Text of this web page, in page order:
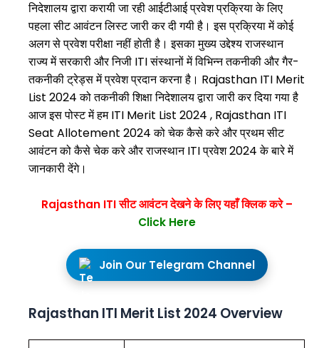
निदेशालय द्वारा करायी जा रही आईटीआई प्रवेश प्रक्रिया के लिए
पहला सीट आवंटन लिस्ट जारी कर दी गयी है।इस प्रक्रिया में कोई
अलग से प्रवेश परीक्षा नहीं होती है। इसका मुख्य उद्देश्य राजस्थान
राज्य में सरकारी और निजी ITI संस्थानों में विभिन्न तकनीकी और गैर-
तकनीकी ट्रेड्स में प्रवेश प्रदान करना है। Rajasthan ITI Merit
List 2024 को तकनीकी शिक्षा निदेशालय द्वारा जारी कर दिया गया है
आज इस पोस्ट में हम ITI Merit List 2024 , Rajasthan ITI
Seat Allotement 2024 को चेक कैसे करे और प्रथम सीट
आवंटन को कैसे चेक करे और राजस्थान ITI प्रवेश 2024 के बारे में
जानकारी देंगे।
Rajasthan ITI सीट आवंटन देखने के लिए यहाँ क्लिक करे –
Click Here
Join Our Telegram Channel
Rajasthan ITI Merit List 2024 Overview